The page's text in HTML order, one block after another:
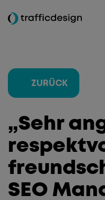
ZURÜCK
„Sehr
SEO